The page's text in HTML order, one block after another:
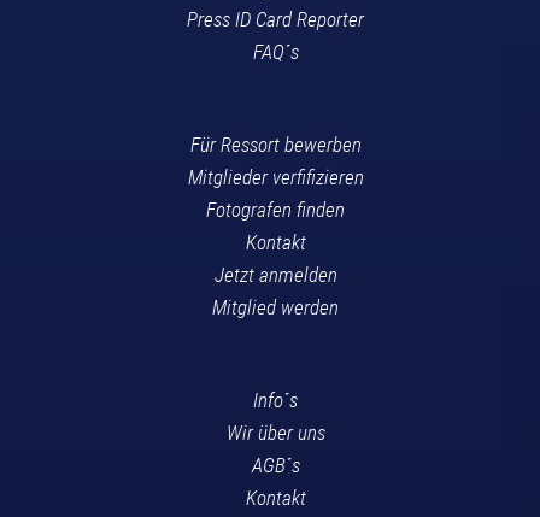
Press ID Card Reporter
FAQ´s
Für Ressort bewerben
Mitglieder verfifizieren
Fotografen finden
Kontakt
Jetzt anmelden
Mitglied werden
Info´s
Wir über uns
AGB´s
Kontakt